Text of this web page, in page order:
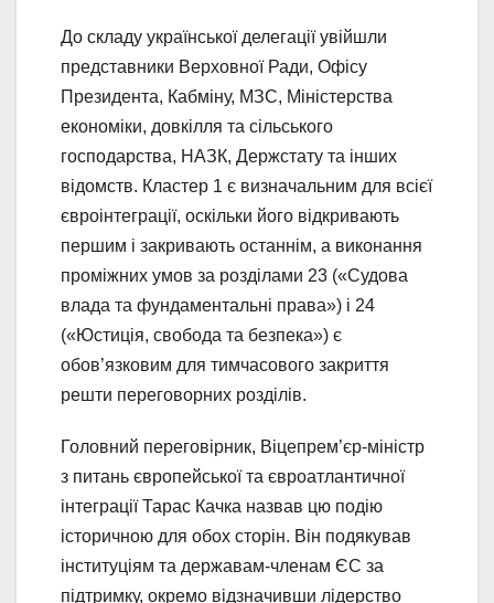
До складу української делегації увійшли
представники Верховної Ради, Офісу
Президента, Кабміну, МЗС, Міністерства
економіки, довкілля та сільського
господарства, НАЗК, Держстату та інших
відомств. Кластер 1 є визначальним для всієї
євроінтеграції, оскільки його відкривають
першим і закривають останнім, а виконання
проміжних умов за розділами 23 («Судова
влада та фундаментальні права») і 24
(«Юстиція, свобода та безпека») є
обов’язковим для тимчасового закриття
решти переговорних розділів.
Головний переговірник, Віцепрем’єр-міністр
з питань європейської та євроатлантичної
інтеграції Тарас Качка назвав цю подію
історичною для обох сторін. Він подякував
інституціям та державам-членам ЄС за
підтримку, окремо відзначивши лідерство